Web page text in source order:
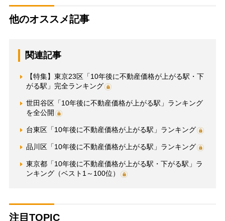
他のオススメ記事
関連記事
【特集】東京23区「10年後に不動産価格が上がる駅・下
がる駅」完全ランキング
世田谷区「10年後に不動産価格が上がる駅」ランキング
を全公開
台東区「10年後に不動産価格が上がる駅」ランキング
品川区「10年後に不動産価格が上がる駅」ランキング
東京都「10年後に不動産価格が上がる駅・下がる駅」ラ
ンキング（ベスト1～100位）
注目TOPIC